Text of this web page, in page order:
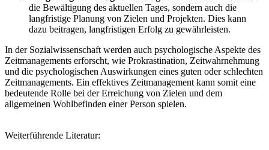
die Bewältigung des aktuellen Tages, sondern auch die
langfristige Planung von Zielen und Projekten. Dies kann
dazu beitragen, langfristigen Erfolg zu gewährleisten.
In der Sozialwissenschaft werden auch psychologische Aspekte des
Zeitmanagements erforscht, wie Prokrastination, Zeitwahrnehmung
und die psychologischen Auswirkungen eines guten oder schlechten
Zeitmanagements. Ein effektives Zeitmanagement kann somit eine
bedeutende Rolle bei der Erreichung von Zielen und dem
allgemeinen Wohlbefinden einer Person spielen.
Weiterführende Literatur: